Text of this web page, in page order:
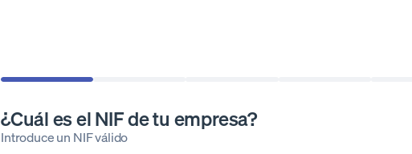
¿Cuál es el NIF de tu empresa?
Introduce un NIF válido